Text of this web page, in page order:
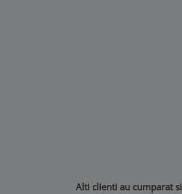
Alti clienti au cumparat si